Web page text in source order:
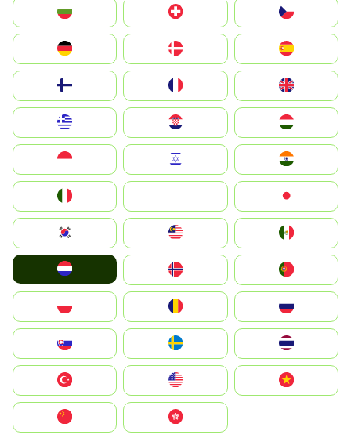
Switzerland
Deutschland
United Kingdom
Magyarország
South Korea
United States
中國香港特別行政區